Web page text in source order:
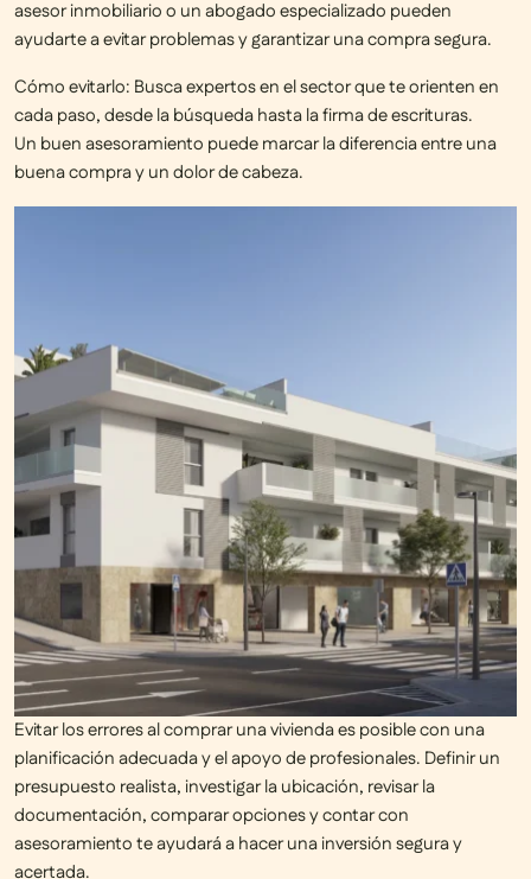
asesor inmobiliario o un abogado especializado pueden
ayudarte a evitar problemas ygarantizar una compra segura.
Cómo evitarlo: Busca expertos en el sector que te orienten en
cada paso, desde la búsqueda hasta la firma de escrituras.
Un buen asesoramiento puede marcar la diferencia entre una
buena compra y un dolor de cabeza.
Evitar loserrores al comprar una viviendaes posible con una
planificación adecuada y el apoyo de profesionales. Definir un
presupuesto realista, investigar la ubicación, revisar la
documentación, comparar opciones y contar con
asesoramiento te ayudará a hacer una inversión segura y
acertada.